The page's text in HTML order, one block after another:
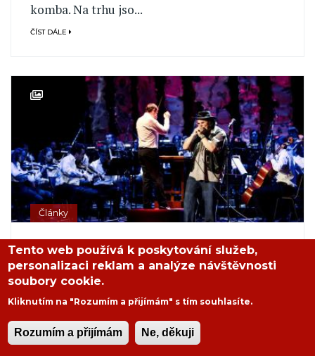
komba. Na trhu jso...
ČÍST DÁLE
Články
Matěj Ptaszek - Dobré ráno
bluesmane! Řekni mi, jak se
máš?
Poprvé jsem tohoto chlapíka zahlédl v menší
Tento web používá k poskytování služeb,
personalizaci reklam a analýze návštěvnosti
soubory cookie.
Kliknutím na "Rozumím a přijímám" s tím souhlasíte.
Rozumím a přijímám Ne, děkuji